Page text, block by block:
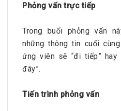
Phỏng vấn trực tiếp
Trong buổi phỏng vấn
những thông tin cuối
ứng viên sẽ “đi tiếp”
đây”.
Tiến trình phỏng vấn